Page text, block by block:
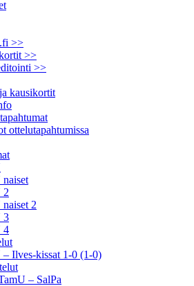
>>
>>
>>
kausikortit
ottelu­tapahtumissa
naiset
2
2
3
4
– Ilves-kissat 1-0 (1-0)
– SalPa